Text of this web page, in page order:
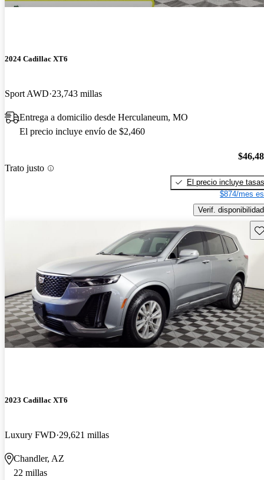
2024 Cadillac XT6
Sport AWD 23,743 millas
Entrega a domicilio desde Herculaneum, MO
El precio incluye envío de $2,460
Trato justo
El precio incluye tasas
$874/mes
Verif. disponibilidad
2023 Cadillac XT6
Luxury FWD 29,621 millas
Chandler, AZ
22 millas